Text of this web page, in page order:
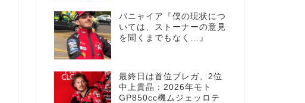
バニャイア『僕の現状につ
いては、ストーナーの意見
を聞くまでもなく…』
最終日は首位ブレガ、2位
中上貴晶：2026年モト
GP850cc機ムジェッロテ